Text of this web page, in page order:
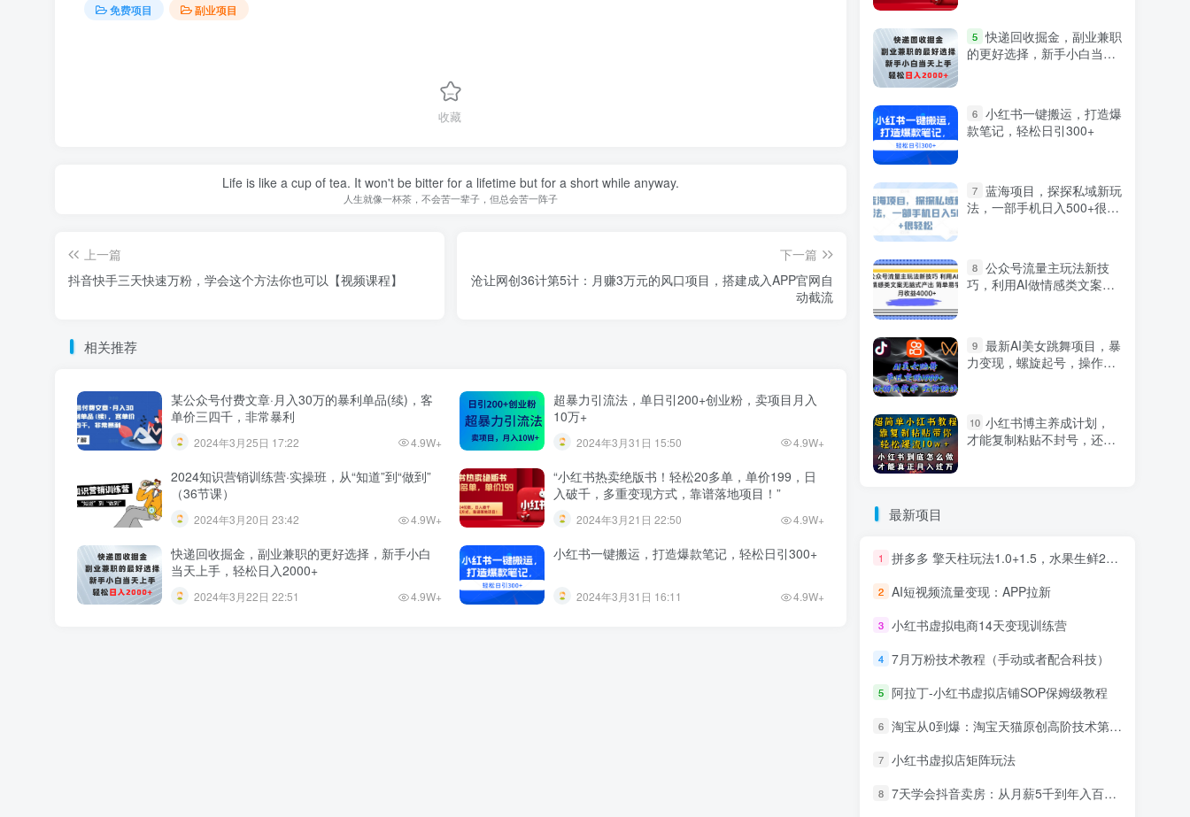
免费项目 副业项目
收藏
Life is like a cup of tea. It won't be bitter for a lifetime but for a short while anyway.
人生就像一杯茶，不会苦一辈子，但总会苦一阵子
上一篇
抖音快手三天快速万粉，学会这个方法你也可以【视频课程】
下一篇
沧让网创36计第5计：月赚3万元的风口项目，搭建成入APP官网自
动截流
相关推荐
某公众号付费文章·月入30万的暴利单品(续)，客
单价三四千，非常暴利
2024年3月25日 17:22 4.9W+
超暴力引流法，单日引200+创业粉，卖项目月入
10万+
2024年3月31日 15:50 4.9W+
2024知识营销训练营·实操班，从“知道”到“做到”
（36节课）
2024年3月20日 23:42 4.9W+
“小红书热卖绝版书！轻松20多单，单价199，日
入破千，多重变现方式，靠谱落地项目！”
2024年3月21日 22:50 4.9W+
快递回收掘金，副业兼职的更好选择，新手小白
当天上手，轻松日入2000+
2024年3月22日 22:51 4.9W+
小红书一键搬运，打造爆款笔记，轻松日引300+
2024年3月31日 16:11 4.9W+
5 快递回收掘金，副业兼职
的更好选择，新手小白当天
6 小红书一键搬运，打造爆
款笔记，轻松日引300+
7 蓝海项目，探探私域新玩
法，一部手机日入500+很轻
8 公众号流量主玩法新技
巧，利用AI做情感类文案无
9 最新AI美女跳舞项目，暴
力变现，螺旋起号，操作简
10 小红书博主养成计划，
才能复制粘贴不封号，还能
最新项目
1 拼多多 擎天柱玩法1.0+1.5，水果生鲜2小时起量,标品2天爆单,利润率提升30%
2 AI短视频流量变现：APP拉新
3 小红书虚拟电商14天变现训练营
4 7月万粉技术教程（手动或者配合科技）
5 阿拉丁-小红书虚拟店铺SOP保姆级教程
6 淘宝从0到爆：淘宝天猫原创高阶技术第69期
7 小红书虚拟店矩阵玩法
8 7天学会抖音卖房：从月薪5千到年入百万，新时代房产经纪人必备技能